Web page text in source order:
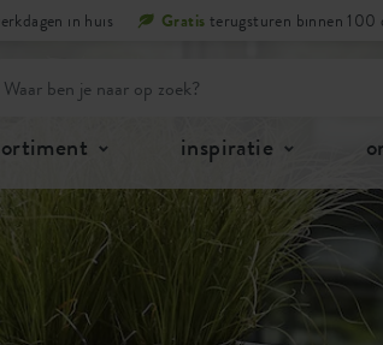
in huis Gratis terugsturen binnen 100
inspiratie